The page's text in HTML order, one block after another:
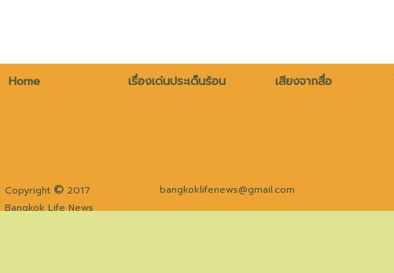
Home เรื่องเด่นประเด็นร้อน เสียงจากสื่อ
Copyright © 2017
bangkoklifenews@gmail.com
Bangkok Life News